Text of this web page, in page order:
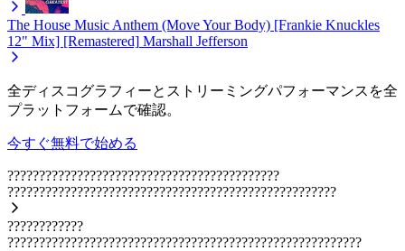
The House Music Anthem (Move Your Body) [Frankie Knuckles
12" Mix] [Remastered] Marshall Jefferson
全ディスコグラフィーとストリーミングパフォーマンスを全
プラットフォームで確認。
今すぐ無料で始める
???????????????????????????????????????????
????????????????????????????????????????????????????
????????????
????????????????????????????????????????????????????????